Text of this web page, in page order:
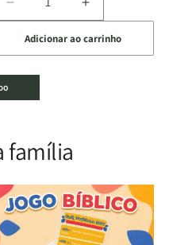
Diminuir
a
quantidade
de
Bíblia
PPM
|
|
Full
Color
Aumentar
a
quantidade
de
|
Full
Color
Adicionar ao carrinho
família